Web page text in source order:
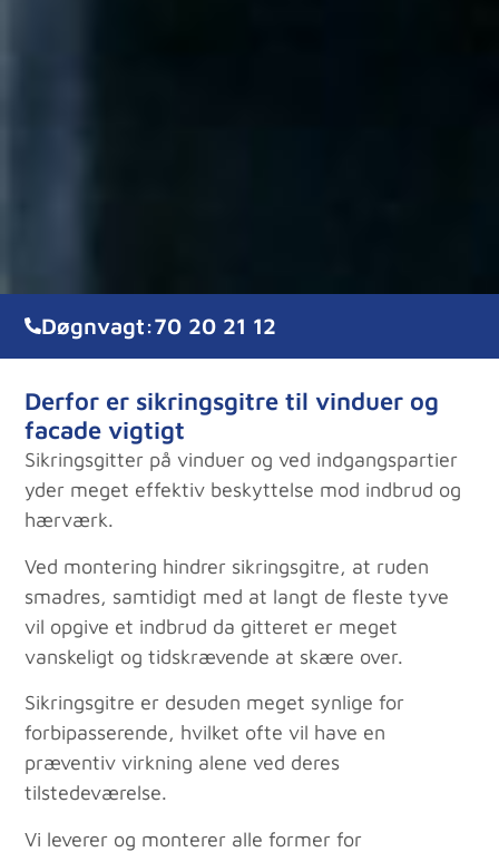
Døgnvagt:70 20 21 12
Derfor er sikringsgitre til vinduer og
facade vigtigt
Sikringsgitter på vinduer og ved indgangspartier
yder meget effektiv beskyttelse mod indbrud og
hærværk.
Ved montering hindrer sikringsgitre, at ruden
smadres, samtidigt med at langt de fleste tyve
vil opgive et indbrud da gitteret er meget
vanskeligt og tidskrævende at skære over.
Sikringsgitre er desuden meget synlige for
forbipasserende, hvilket ofte vil have en
præventiv virkning alene ved deres
tilstedeværelse.
Vi leverer og monterer alle former for